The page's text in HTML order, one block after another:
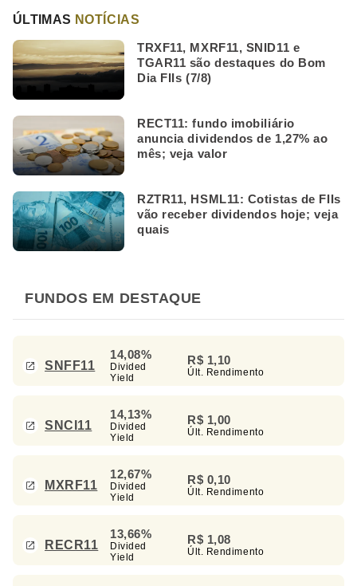
ÚLTIMAS NOTÍCIAS
TRXF11, MXRF11, SNID11 e
TGAR11 são destaques do Bom
Dia FIIs (7/8)
RECT11: fundo imobiliário
anuncia dividendos de 1,27% ao
mês; veja valor
RZTR11, HSML11: Cotistas de FIIs
vão receber dividendos hoje; veja
quais
FUNDOS EM DESTAQUE
SNFF11
14,08%
Divided
Yield
R$ 1,10
Últ. Rendimento
SNCI11
14,13%
Divided
Yield
R$ 1,00
Últ. Rendimento
MXRF11
12,67%
Divided
Yield
R$ 0,10
Últ. Rendimento
RECR11
13,66%
Divided
Yield
R$ 1,08
Últ. Rendimento